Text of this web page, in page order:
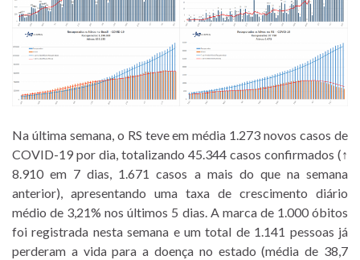
Na última semana, o RS teve em média 1.273 novos casos de
COVID-19 por dia, totalizando 45.344 casos confirmados (↑
8.910 em 7 dias, 1.671 casos a mais do que na semana
anterior), apresentando uma taxa de crescimento diário
médio de 3,21% nos últimos 5 dias. A marca de 1.000 óbitos
foi registrada nesta semana e um total de 1.141 pessoas já
perderam a vida para a doença no estado (média de 38,7